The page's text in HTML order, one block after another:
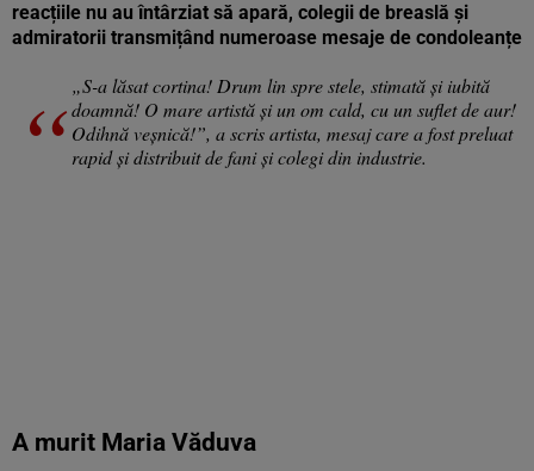
reacțiile nu au întârziat să apară, colegii de breaslă și
admiratorii transmițând numeroase mesaje de condoleanțe
„S-a lăsat cortina! Drum lin spre stele, stimată și iubită
doamnă! O mare artistă și un om cald, cu un suflet de aur!
Odihnă veșnică!”, a scris artista, mesaj care a fost preluat
rapid și distribuit de fani și colegi din industrie.
A murit Maria Văduva